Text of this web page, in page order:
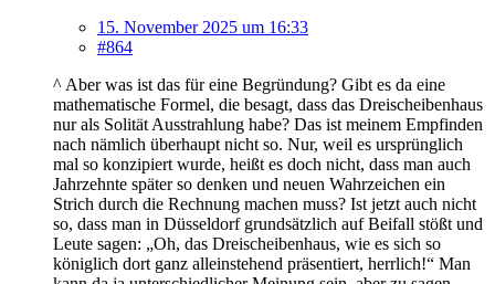
15. November 2025 um 16:33
#864
^ Aber was ist das für eine Begründung? Gibt es da eine
mathematische Formel, die besagt, dass das Dreischeibenhaus
nur als Solität Ausstrahlung habe? Das ist meinem Empfinden
nach nämlich überhaupt nicht so. Nur, weil es ursprünglich
mal so konzipiert wurde, heißt es doch nicht, dass man auch
Jahrzehnte später so denken und neuen Wahrzeichen ein
Strich durch die Rechnung machen muss? Ist jetzt auch nicht
so, dass man in Düsseldorf grundsätzlich auf Beifall stößt und
Leute sagen: „Oh, das Dreischeibenhaus, wie es sich so
königlich dort ganz alleinstehend präsentiert, herrlich!“ Man